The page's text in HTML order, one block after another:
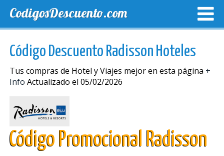
CodigosDescuento.com
Código Descuento Radisson Hoteles
Tus compras de Hotel y Viajes mejor en esta página +
Info Actualizado el 05/02/2026
Código Promocional Radisson